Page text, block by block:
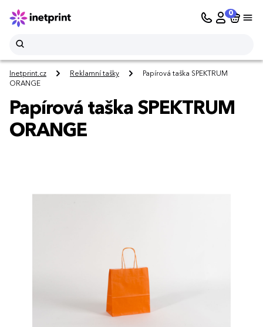
0
Inetprint.cz Reklamní tašky
Papírová taška SPEKTRUM
ORANGE
Papírová taška SPEKTRUM
ORANGE